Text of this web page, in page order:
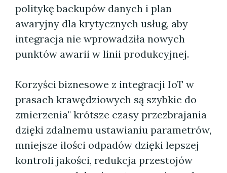
politykę backupów danych i plan
awaryjny dla krytycznych usług, aby
integracja nie wprowadziła nowych
punktów awarii w linii produkcyjnej.
Korzyści biznesowe z integracji IoT w
prasach krawędziowych są szybkie do
zmierzenia" krótsze czasy przezbrajania
dzięki zdalnemu ustawianiu parametrów,
mniejsze ilości odpadów dzięki lepszej
kontroli jakości, redukcja przestojów